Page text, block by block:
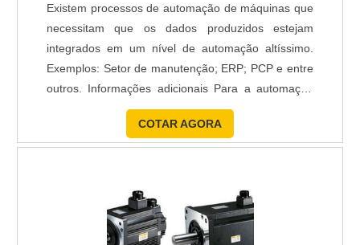
Existem processos de automação de máquinas que
necessitam que os dados produzidos estejam
integrados em um nível de automação altíssimo.
Exemplos: Setor de manutenção; ERP; PCP e entre
outros. Informações adicionais Para a automação
de máquinas é necessário a utilização de soluções
apresentadas pelo mercado, mas precisam de
integração, como o desenvolvimento de drivers de
COTAR AGORA